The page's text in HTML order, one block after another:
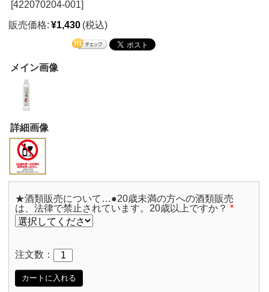
[422070204-001]
販売価格: ¥1,430 (税込)
メイン画像
詳細画像
★酒類販売について…●20歳未満の方への酒類販売
は、法律で禁止されています。20歳以上ですか？ *
注文数：
カートに入れる